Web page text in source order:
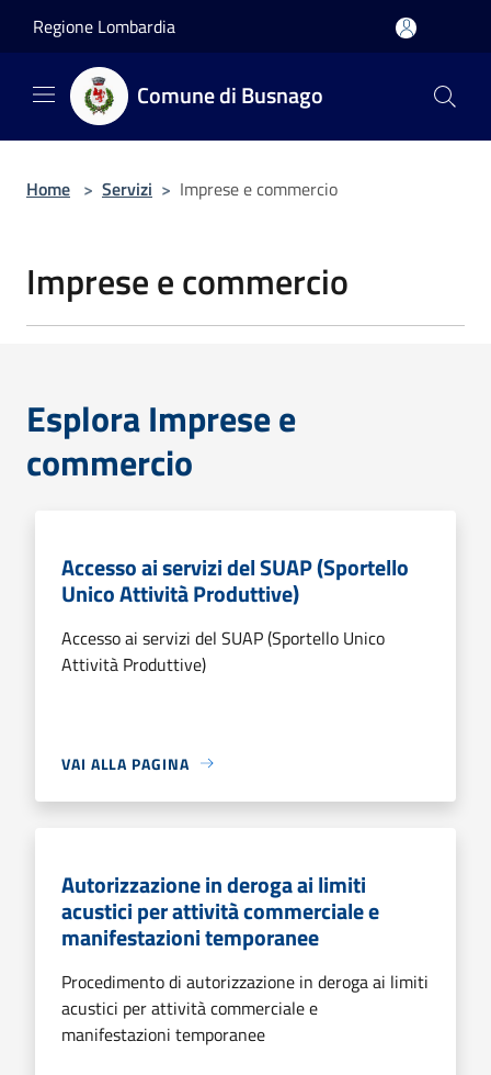
Regione Lombardia
Comune di Busnago
Home > Servizi > Imprese e commercio
Imprese e commercio
Esplora Imprese e
commercio
Accesso ai servizi del SUAP (Sportello
Unico Attività Produttive)
Accesso ai servizi del SUAP (Sportello Unico
Attività Produttive)
VAI ALLA PAGINA
Autorizzazione in deroga ai limiti
acustici per attività commerciale e
manifestazioni temporanee
Procedimento di autorizzazione in deroga ai limiti
acustici per attività commerciale e
manifestazioni temporanee